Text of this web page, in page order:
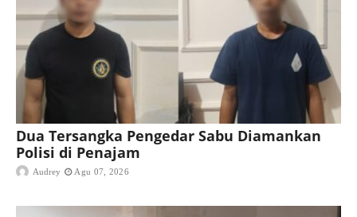
Dua Tersangka Pengedar Sabu Diamankan
Polisi di Penajam
Audrey Agu 07, 2026